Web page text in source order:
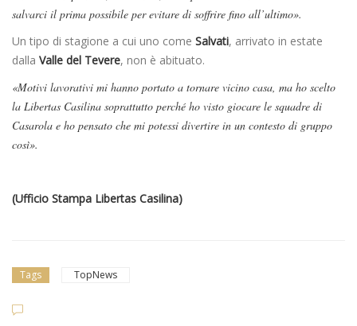
salvarci il prima possibile per evitare di soffrire fino all’ultimo».
Un tipo di stagione a cui uno come Salvati, arrivato in estate
dalla Valle del Tevere, non è abituato.
«Motivi lavorativi mi hanno portato a tornare vicino casa, ma ho scelto
la Libertas Casilina soprattutto perché ho visto giocare le squadre di
Casarola e ho pensato che mi potessi divertire in un contesto di gruppo
così».
(Ufficio Stampa Libertas Casilina)
Tags TopNews